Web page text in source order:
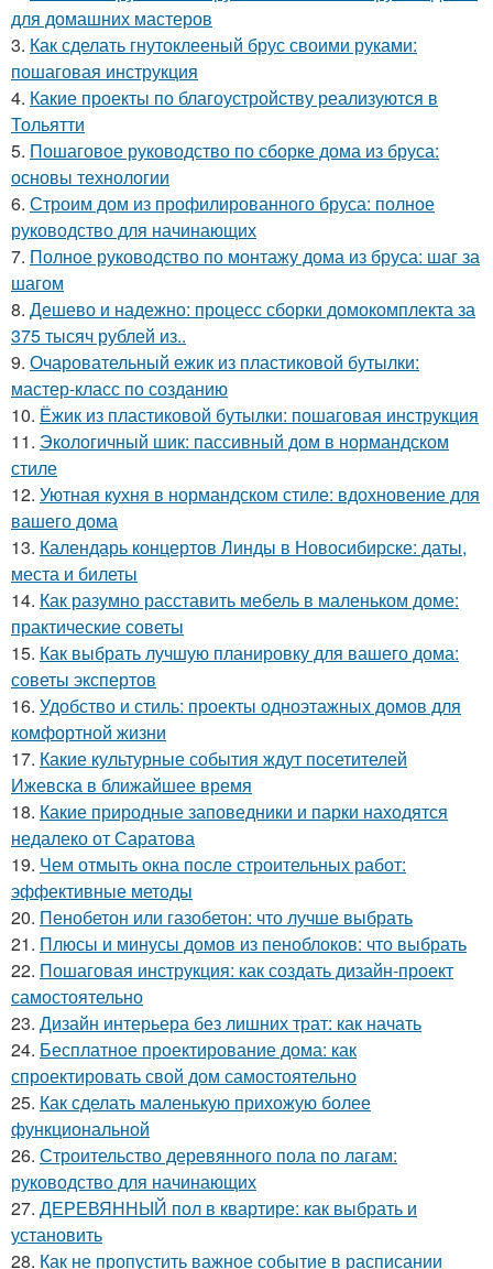
для домашних мастеров
3. Как сделать гнутоклееный брус своими руками:
пошаговая инструкция
4. Какие проекты по благоустройству реализуются в
Тольятти
5. Пошаговое руководство по сборке дома из бруса:
основы технологии
6. Строим дом из профилированного бруса: полное
руководство для начинающих
7. Полное руководство по монтажу дома из бруса: шаг за
шагом
8. Дешево и надежно: процесс сборки домокомплекта за
375 тысяч рублей из..
9. Очаровательный ежик из пластиковой бутылки:
мастер-класс по созданию
10. Ёжик из пластиковой бутылки: пошаговая инструкция
11. Экологичный шик: пассивный дом в нормандском
стиле
12. Уютная кухня в нормандском стиле: вдохновение для
вашего дома
13. Календарь концертов Линды в Новосибирске: даты,
места и билеты
14. Как разумно расставить мебель в маленьком доме:
практические советы
15. Как выбрать лучшую планировку для вашего дома:
советы экспертов
16. Удобство и стиль: проекты одноэтажных домов для
комфортной жизни
17. Какие культурные события ждут посетителей
Ижевска в ближайшее время
18. Какие природные заповедники и парки находятся
недалеко от Саратова
19. Чем отмыть окна после строительных работ:
эффективные методы
20. Пенобетон или газобетон: что лучше выбрать
21. Плюсы и минусы домов из пеноблоков: что выбрать
22. Пошаговая инструкция: как создать дизайн-проект
самостоятельно
23. Дизайн интерьера без лишних трат: как начать
24. Бесплатное проектирование дома: как
спроектировать свой дом самостоятельно
25. Как сделать маленькую прихожую более
функциональной
26. Строительство деревянного пола по лагам:
руководство для начинающих
27. ДЕРЕВЯННЫЙ пол в квартире: как выбрать и
установить
28. Как не пропустить важное событие в расписании